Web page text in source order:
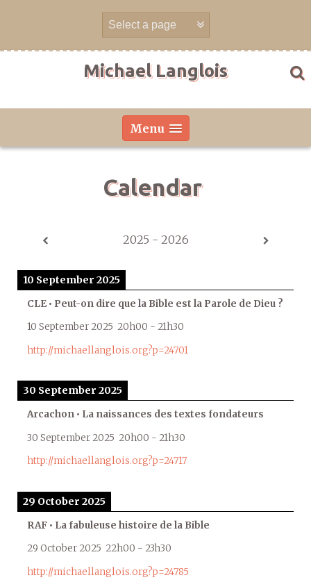
Michael Langlois
Menu
Calendar
2025 - 2026
10 September 2025
CLE • Peut-on dire que la Bible est la Parole de Dieu ?
10 September 2025 20h00 - 21h30
http://michaellanglois.org?p=24701
30 September 2025
Arcachon • La naissances des textes fondateurs
30 September 2025 20h00 - 21h30
http://michaellanglois.org?p=24717
29 October 2025
RAF • La fabuleuse histoire de la Bible
29 October 2025 22h00 - 23h30
http://michaellanglois.org?p=24785